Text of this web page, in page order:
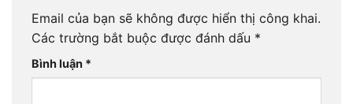
Email của bạn sẽ không được hiển thị công khai.
Các trường bắt buộc được đánh dấu *
Bình luận *